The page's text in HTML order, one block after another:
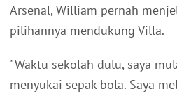
Arsenal, William pernah
pilihannya mendukung Villa.
"Waktu sekolah dulu, saya
menyukai sepak bola. Saya